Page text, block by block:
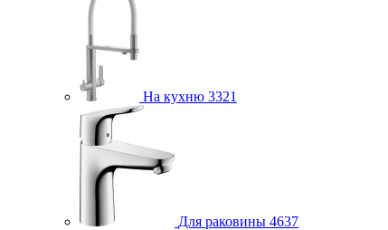
На кухню 3321
Для раковины 4637